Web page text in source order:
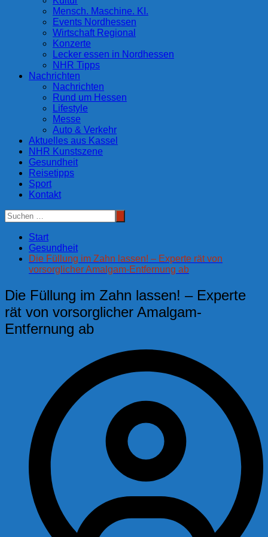
Mensch. Maschine. KI.
Events Nordhessen
Wirtschaft Regional
Konzerte
Lecker essen in Nordhessen
NHR Tipps
Nachrichten
Nachrichten
Rund um Hessen
Lifestyle
Messe
Auto & Verkehr
Aktuelles aus Kassel
NHR Kunstszene
Gesundheit
Reisetipps
Sport
Kontakt
Start
Gesundheit
Die Füllung im Zahn lassen! – Experte rät von
vorsorglicher Amalgam-Entfernung ab
Die Füllung im Zahn lassen! – Experte
rät von vorsorglicher Amalgam-
Entfernung ab